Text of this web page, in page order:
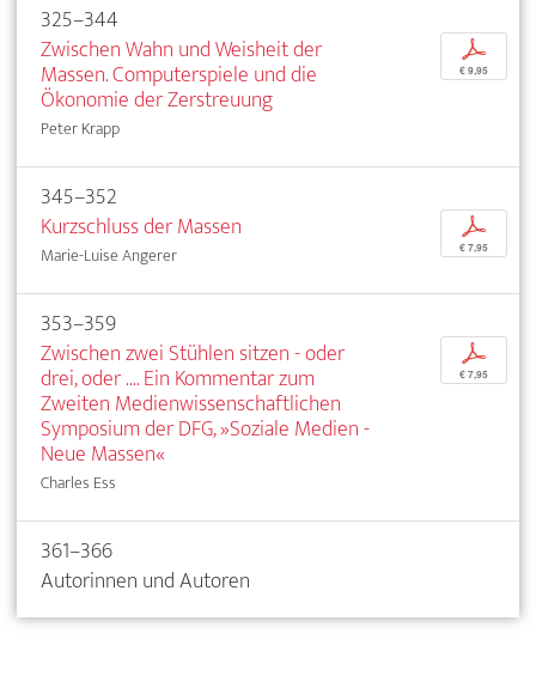
325–344
Zwischen Wahn und Weisheit der
Massen. Computerspiele und die
Ökonomie der Zerstreuung
Peter Krapp
p
€ 9,95
345–352
Kurzschluss der Massen
Marie-Luise Angerer
p
€ 7,95
353–359
Zwischen zwei Stühlen sitzen - oder
drei, oder .... Ein Kommentar zum
Zweiten Medienwissenschaftlichen
Symposium der DFG, »Soziale Medien -
Neue Massen«
Charles Ess
p
€ 7,95
361–366
Autorinnen und Autoren